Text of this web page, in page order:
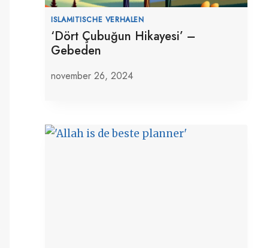
ISLAMITISCHE VERHALEN
‘Dört Çubuğun Hikayesi’ –
Gebeden
november 26, 2024